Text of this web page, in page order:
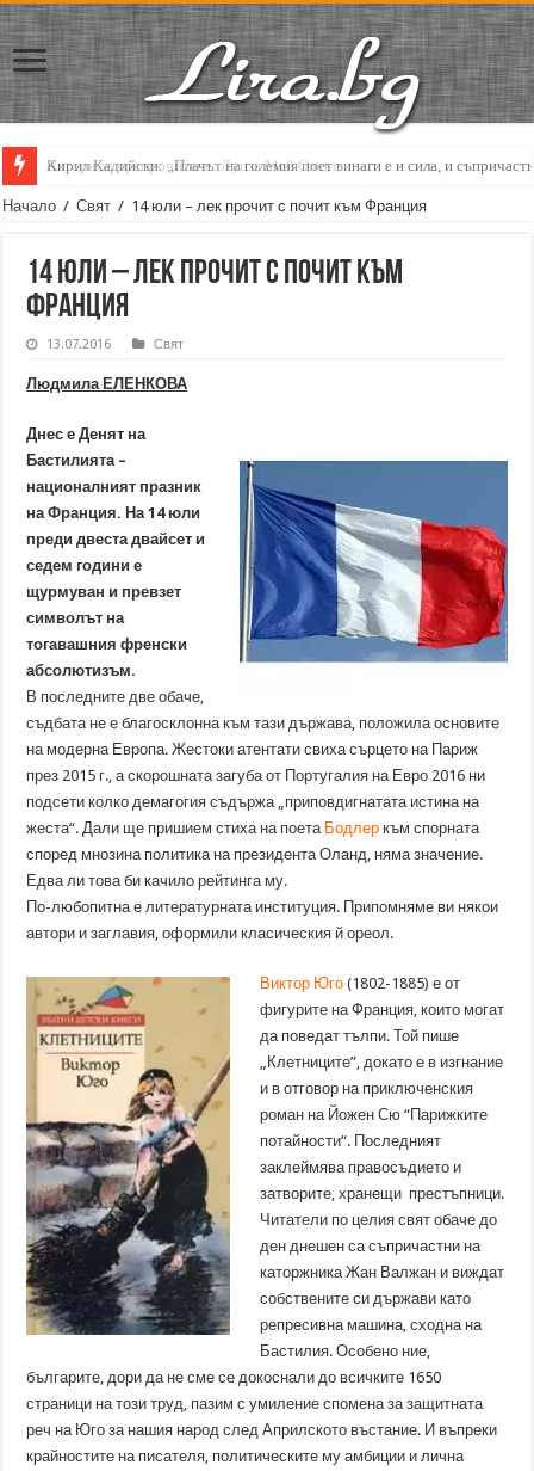
Кирил Кадийски: „Плачът на големия поет винаги е и сила, и
Начало / Свят / 14 юли – лек прочит с почит към Франция
14 юли – лек прочит с почит към
Франция
13.07.2016 Свят
Людмила ЕЛЕНКОВА
Днес е Денят на
Бастилията –
националният празник
на Франция. На 14 юли
преди двеста двайсет и
седем години е
щурмуван и превзет
символът на
тогавашния френски
абсолютизъм.
В последните две обаче,
съдбата не е благосклонна към тази държава, положила основите
на модерна Европа. Жестоки атентати свиха сърцето на Париж
през 2015 г., а скорошната загуба от Португалия на Евро 2016 ни
подсети колко демагогия съдържа „приповдигнатата истина на
жеста“. Дали ще пришием стиха на поета Бодлеркъм спорната
според мнозина политика на президента Оланд, няма значение.
Едва ли това би качило рейтинга му.
По-любопитна е литературната институция. Припомняме ви някои
автори и заглавия, оформили класическия й ореол.
Виктор Юго (1802-1885) е от
фигурите на Франция, които могат
да поведат тълпи. Той пише
„Клетниците”, докато е в изгнание
и в отговор на приключенския
роман на Йожен Сю “Парижките
потайности“. Последният
заклеймява правосъдието и
затворите, хранещи престъпници.
Читатели по целия свят обаче до
ден днешен са съпричастни на
каторжника Жан Валжан и виждат
собствените си държави като
репресивна машина, сходна на
Бастилия. Особено ние,
българите, дори да не сме се докоснали до всичките 1650
страници на този труд, пазим с умиление спомена за защитната
реч на Юго за нашия народ след Априлското въстание. И въпреки
крайностите на писателя, политическите му амбиции и лична